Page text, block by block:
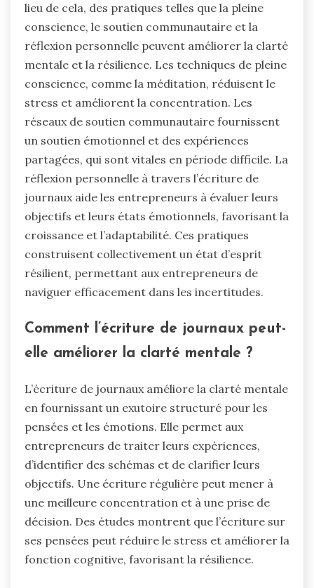
lieu de cela, des pratiques telles que la pleine
conscience, le soutien communautaire et la
réflexion personnelle peuvent améliorer la clarté
mentale et la résilience. Les techniques de pleine
conscience, comme la méditation, réduisent le
stress et améliorent la concentration. Les
réseaux de soutien communautaire fournissent
un soutien émotionnel et des expériences
partagées, qui sont vitales en période difficile. La
réflexion personnelle à travers l’écriture de
journaux aide les entrepreneurs à évaluer leurs
objectifs et leurs états émotionnels, favorisant la
croissance et l’adaptabilité. Ces pratiques
construisent collectivement un état d’esprit
résilient, permettant aux entrepreneurs de
naviguer efficacement dans les incertitudes.
Comment l’écriture de journaux peut-
elle améliorer la clarté mentale ?
L’écriture de journaux améliore la clarté mentale
en fournissant un exutoire structuré pour les
pensées et les émotions. Elle permet aux
entrepreneurs de traiter leurs expériences,
d’identifier des schémas et de clarifier leurs
objectifs. Une écriture régulière peut mener à
une meilleure concentration et à une prise de
décision. Des études montrent que l’écriture sur
ses pensées peut réduire le stress et améliorer la
fonction cognitive, favorisant la résilience.